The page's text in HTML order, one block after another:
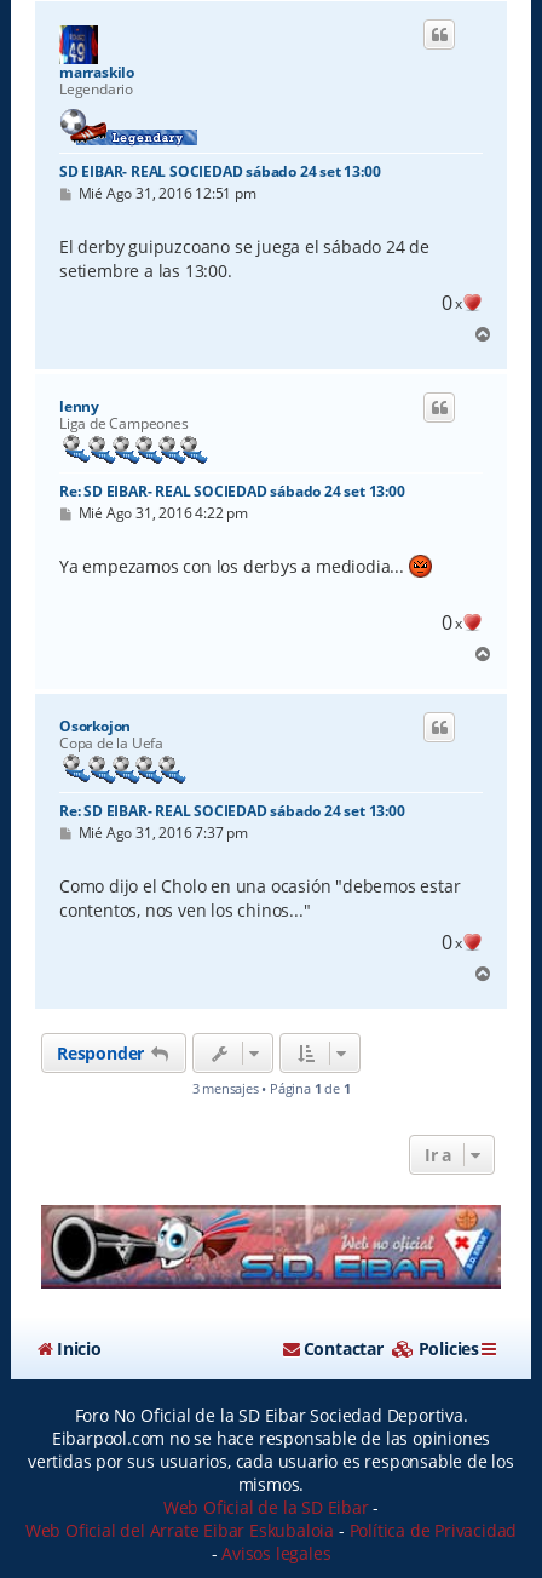
marraskilo
Legendario
SD EIBAR- REAL SOCIEDAD sábado 24 set 13:00
M
s
a
j
Mié Ago 31, 2016 12:51 pm
El derby guipuzcoano se juega el sábado 24 de
setiembre a las 13:00.
0x
r
lenny
Liga de Campeones
Re: SD EIBAR- REAL SOCIEDAD sábado 24 set 13:00
M
s
a
Mié Ago 31, 2016 4:22 pm
Ya empezamos con los derbys a mediodia...
0x
r
Osorkojon
Copa de la Uefa
Re: SD EIBAR- REAL SOCIEDAD sábado 24 set 13:00
M
s
a
j
Mié Ago 31, 2016 7:37 pm
Como dijo el Cholo en una ocasión "debemos estar
contentos, nos ven los chinos..."
0x
r
Responder
3 mensajes • Página 1 de 1
Ir a
Inicio Policies
Contactar
Foro No Oficial de la SD Eibar Sociedad Deportiva.
Eibarpool.com no se hace responsable de las opiniones
vertidas por sus usuarios, cada usuario es responsable de los
mismos.
Web Oficial de la SD Eibar-
Web Oficial del Arrate Eibar Eskubaloia - Política de Privacidad
-Avisos legales